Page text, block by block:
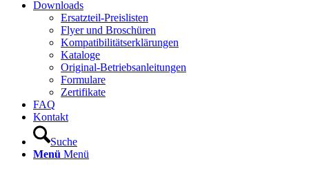
Downloads
Ersatzteil-Preislisten
Flyer und Broschüren
Kompatibilitätserklärungen
Kataloge
Original-Betriebsanleitungen
Formulare
Zertifikate
FAQ
Kontakt
Suche
Menü Menü